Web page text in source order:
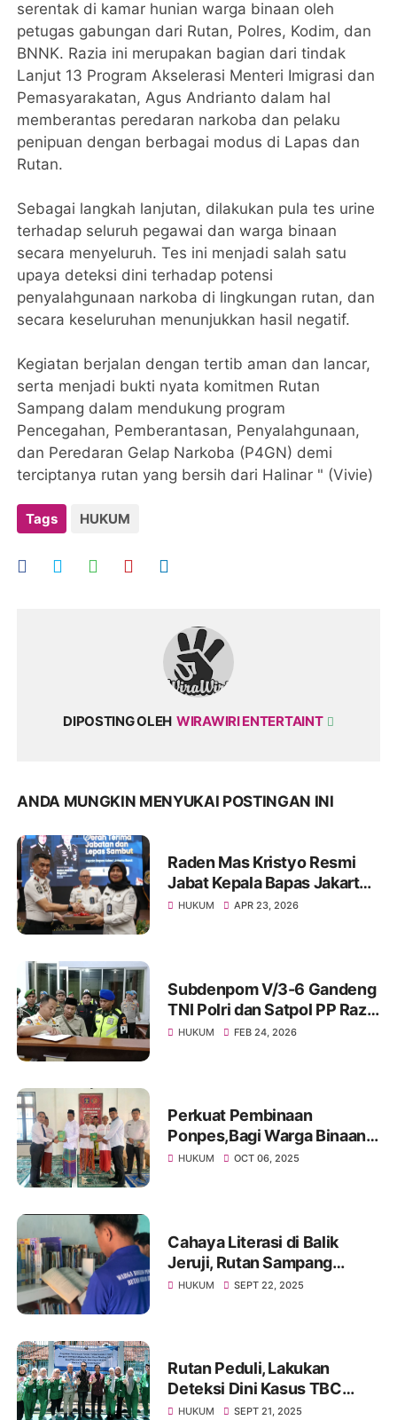
serentak di kamar hunian warga binaan oleh
petugas gabungan dari Rutan, Polres, Kodim, dan
BNNK. Razia ini merupakan bagian dari tindak
Lanjut 13 Program Akselerasi Menteri Imigrasi dan
Pemasyarakatan, Agus Andrianto dalam hal
memberantas peredaran narkoba dan pelaku
penipuan dengan berbagai modus di Lapas dan
Rutan.
Sebagai langkah lanjutan, dilakukan pula tes urine
terhadap seluruh pegawai dan warga binaan
secara menyeluruh. Tes ini menjadi salah satu
upaya deteksi dini terhadap potensi
penyalahgunaan narkoba di lingkungan rutan, dan
secara keseluruhan menunjukkan hasil negatif.
Kegiatan berjalan dengan tertib aman dan lancar,
serta menjadi bukti nyata komitmen Rutan
Sampang dalam mendukung program
Pencegahan, Pemberantasan, Penyalahgunaan,
dan Peredaran Gelap Narkoba (P4GN) demi
terciptanya rutan yang bersih dari Halinar " (Vivie)
Tags HUKUM
DIPOSTING OLEH WIRAWIRI ENTERTAINT
ANDA MUNGKIN MENYUKAI POSTINGAN INI
Raden Mas Kristyo Resmi
Jabat Kepala Bapas Jakarta
Barat
HUKUM APR 23, 2026
Subdenpom V/3-6 Gandeng
TNI Polri dan Satpol PP Razia
Penyakit Masyarakat
HUKUM FEB 24, 2026
Perkuat Pembinaan
Ponpes,Bagi Warga Binaan,
Rutan Sampang Terima
HUKUM OCT 06, 2025
Cahaya Literasi di Balik
Jeruji, Rutan Sampang
Terima Peminjaman Buku
HUKUM SEPT 22, 2025
Rutan Peduli, Lakukan
Deteksi Dini Kasus TBC
Aktif, Gelar Skrinning ACF
HUKUM SEPT 21, 2025